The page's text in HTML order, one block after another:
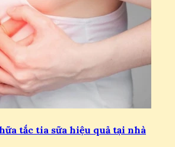
tắc tia sữa hiệu quả tại nhà